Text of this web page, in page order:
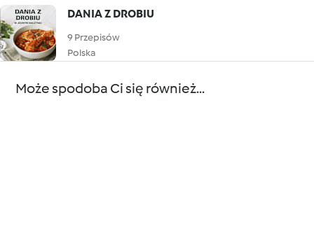
DANIA Z DROBIU
9 Przepisów
Polska
Może spodoba Ci się również...